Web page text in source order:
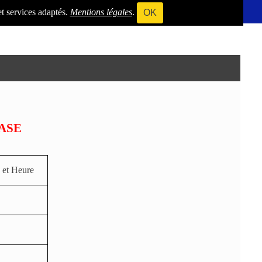
services adaptés. Mentions légales. OK
et Heure